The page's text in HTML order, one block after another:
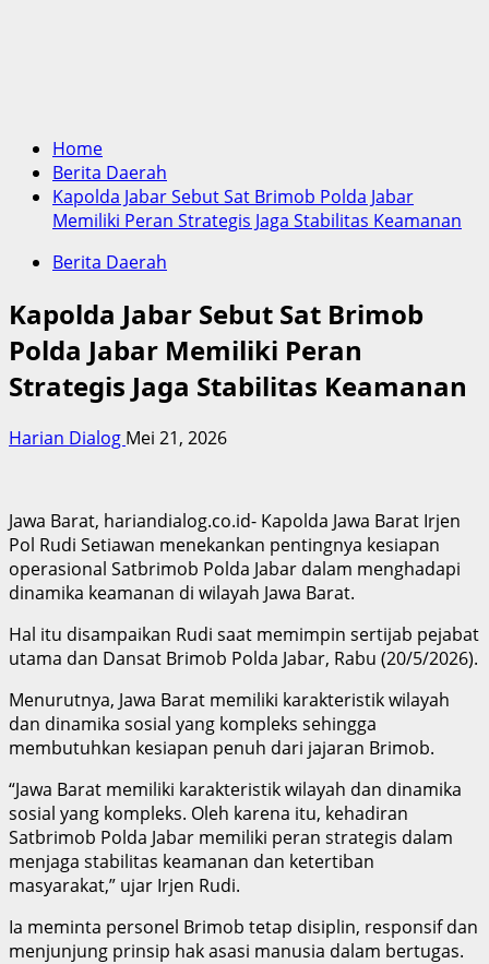
Home
Berita Daerah
Kapolda Jabar Sebut Sat Brimob Polda Jabar
Memiliki Peran Strategis Jaga Stabilitas Keamanan
Berita Daerah
Kapolda Jabar Sebut Sat Brimob
Polda Jabar Memiliki Peran
Strategis Jaga Stabilitas Keamanan
Harian Dialog Mei 21, 2026
Jawa Barat, hariandialog.co.id- Kapolda Jawa Barat Irjen
Pol Rudi Setiawan menekankan pentingnya kesiapan
operasional Satbrimob Polda Jabar dalam menghadapi
dinamika keamanan di wilayah Jawa Barat.
Hal itu disampaikan Rudi saat memimpin sertijab pejabat
utama dan Dansat Brimob Polda Jabar, Rabu (20/5/2026).
Menurutnya, Jawa Barat memiliki karakteristik wilayah
dan dinamika sosial yang kompleks sehingga
membutuhkan kesiapan penuh dari jajaran Brimob.
“Jawa Barat memiliki karakteristik wilayah dan dinamika
sosial yang kompleks. Oleh karena itu, kehadiran
Satbrimob Polda Jabar memiliki peran strategis dalam
menjaga stabilitas keamanan dan ketertiban
masyarakat,” ujar Irjen Rudi.
Ia meminta personel Brimob tetap disiplin, responsif dan
menjunjung prinsip hak asasi manusia dalam bertugas.